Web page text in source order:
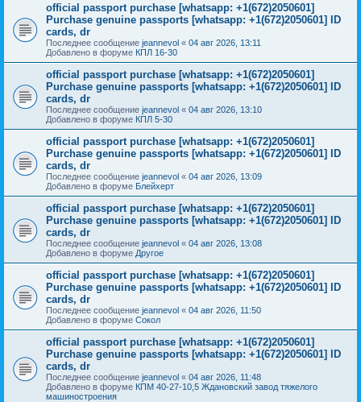
official passport purchase [whatsapp: +1(672)2050601]
Purchase genuine passports [whatsapp: +1(672)2050601] ID
cards, dr
Последнее сообщение jeannevol « 04 авг 2026, 13:11
Добавлено в форуме КПЛ 16-30
official passport purchase [whatsapp: +1(672)2050601]
Purchase genuine passports [whatsapp: +1(672)2050601] ID
cards, dr
Последнее сообщение jeannevol « 04 авг 2026, 13:10
Добавлено в форуме КПЛ 5-30
official passport purchase [whatsapp: +1(672)2050601]
Purchase genuine passports [whatsapp: +1(672)2050601] ID
cards, dr
Последнее сообщение jeannevol « 04 авг 2026, 13:09
Добавлено в форуме Блейхерт
official passport purchase [whatsapp: +1(672)2050601]
Purchase genuine passports [whatsapp: +1(672)2050601] ID
cards, dr
Последнее сообщение jeannevol « 04 авг 2026, 13:08
Добавлено в форуме Другое
official passport purchase [whatsapp: +1(672)2050601]
Purchase genuine passports [whatsapp: +1(672)2050601] ID
cards, dr
Последнее сообщение jeannevol « 04 авг 2026, 11:50
Добавлено в форуме Сокол
official passport purchase [whatsapp: +1(672)2050601]
Purchase genuine passports [whatsapp: +1(672)2050601] ID
cards, dr
Последнее сообщение jeannevol « 04 авг 2026, 11:48
Добавлено в форуме КПМ 40-27-10,5 Ждановский завод тяжелого
машиностроения